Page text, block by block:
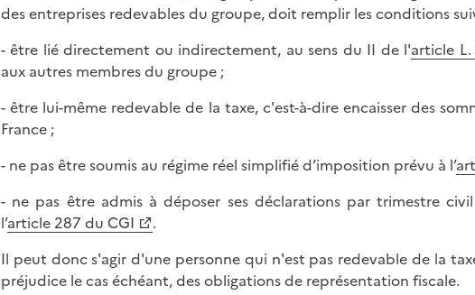
des entreprises redevables du groupe, doit remplir les conditions
- être lié directement ou indirectement, au sens du II de l'article
aux autres membres du groupe ;
- être lui-même redevable de la taxe, c'est-à-dire encaisser des
France ;
- ne pas être soumis au régime réel simplifié d’imposition prévu à l’
- ne pas être admis à déposer ses déclarations par trimestre
l’article 287 du CGI
.
Il peut donc s'agir d'une personne qui n'est pas redevable de la
préjudice le cas échéant, des obligations de représentation fiscale.